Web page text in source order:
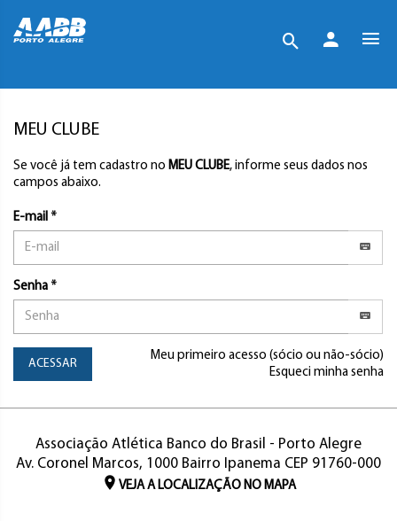
MEU CLUBE
Se você já tem cadastro no MEU CLUBE, informe seus dados nos
campos abaixo.
E-mail *
Senha *
ACESSAR
Meu primeiro acesso (sócio ou não-sócio)
Esqueci minha senha
Associação Atlética Banco do Brasil - Porto Alegre
Av. Coronel Marcos, 1000 Bairro Ipanema CEP 91760-000
VEJA A LOCALIZAÇÃO NO MAPA